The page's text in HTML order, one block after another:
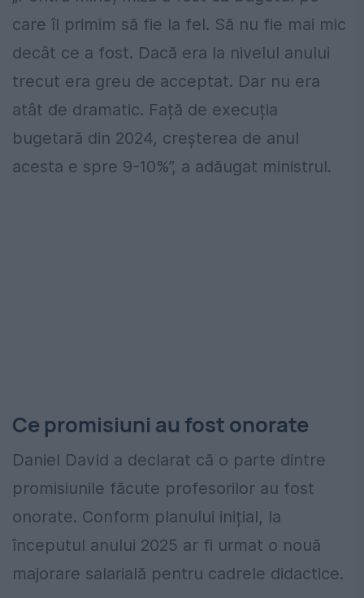
care îl primim să fie la fel. Să nu fie mai mic
decât ce a fost. Dacă era la nivelul anului
trecut era greu de acceptat. Dar nu era
atât de dramatic. Față de execuția
bugetară din 2024, creșterea de anul
acesta e spre 9-10%”, a adăugat ministrul.
Ce promisiuni au fost onorate
Daniel David a declarat că o parte dintre
promisiunile făcute profesorilor au fost
onorate. Conform planului inițial, la
începutul anului 2025 ar fi urmat o nouă
majorare salarială pentru cadrele didactice.